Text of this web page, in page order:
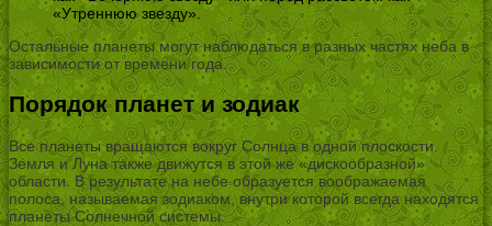
«Утреннюю звезду».
Остальные планеты могут наблюдаться в разных частях неба в
зависимости от времени года.
Порядок планет и зодиак
Все планеты вращаются вокруг Солнца в одной плоскости.
Земля и Луна также движутся в этой же «дискообразной»
области. В результате на небе образуется воображаемая
полоса, называемая зодиаком, внутри которой всегда находятся
планеты Солнечной системы.